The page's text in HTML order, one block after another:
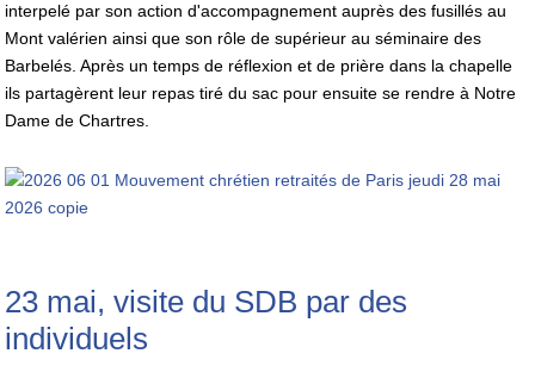
interpelé par son action d'accompagnement auprès des fusillés au
Mont valérien ainsi que son rôle de supérieur au séminaire des
Barbelés. Après un temps de réflexion et de prière dans la chapelle
ils partagèrent leur repas tiré du sac pour ensuite se rendre à Notre
Dame de Chartres.
23 mai, visite du SDB par des
individuels